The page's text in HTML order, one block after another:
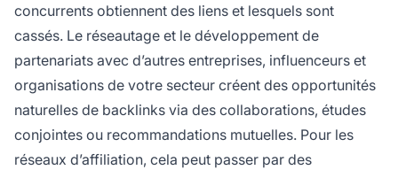
concurrents obtiennent des liens et lesquels sont
cassés. Le réseautage et le développement de
partenariats avec d’autres entreprises, influenceurs et
organisations de votre secteur créent des opportunités
naturelles de backlinks via des collaborations, études
conjointes ou recommandations mutuelles. Pour les
réseaux d’affiliation, cela peut passer par des